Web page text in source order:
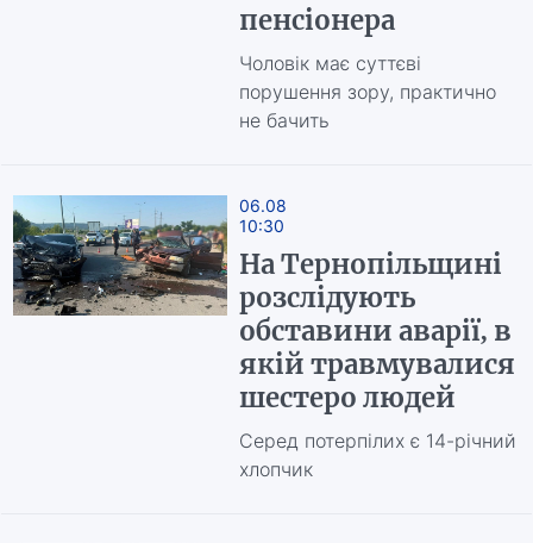
пенсіонера
Чоловік має суттєві
порушення зору, практично
не бачить
06.08
10:30
На Тернопільщині
розслідують
обставини аварії, в
якій травмувалися
шестеро людей
Серед потерпілих є 14-річний
хлопчик